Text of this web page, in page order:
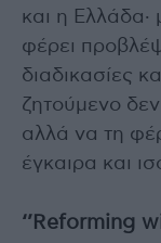
και η
φέρει
διαδικασίες
ζητούμενο δεν
αλλά να τη
έγκαιρα και
‘’Reforming